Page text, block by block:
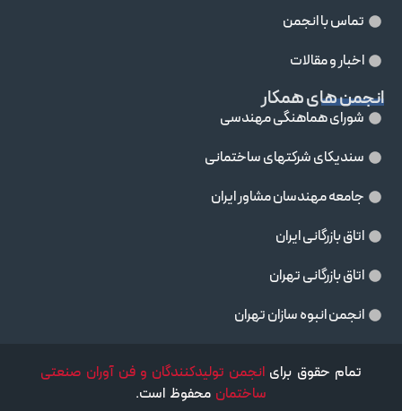
تماس با انجمن
اخبار و مقالات
انجمن های همکار
شورای هماهنگی مهندسی
سندیکای شرکتهای ساختمانی
جامعه مهندسان مشاور ايران
اتاق بازرگانی ایران
اتاق بازرگانی تهران
انجمن انبوه سازان تهران
تمام حقوق برای انجمن تولیدکنندگان و فن آوران صنعتی
ساختمان محفوظ است.